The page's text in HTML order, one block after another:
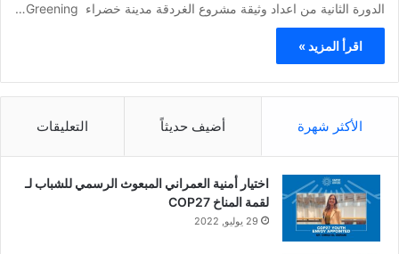
الدورة الثانية من اعداد وثيقة مشروع الغردقة مدينة خضراء Greening…
اقرأ المزيد »
الأكثر شهرة أضيف حديثاً التعليقات
اختيار أمنية العمراني المبعوث الرسمي للشباب لـ
لقمة المناخ COP27
29 يوليو, 2022